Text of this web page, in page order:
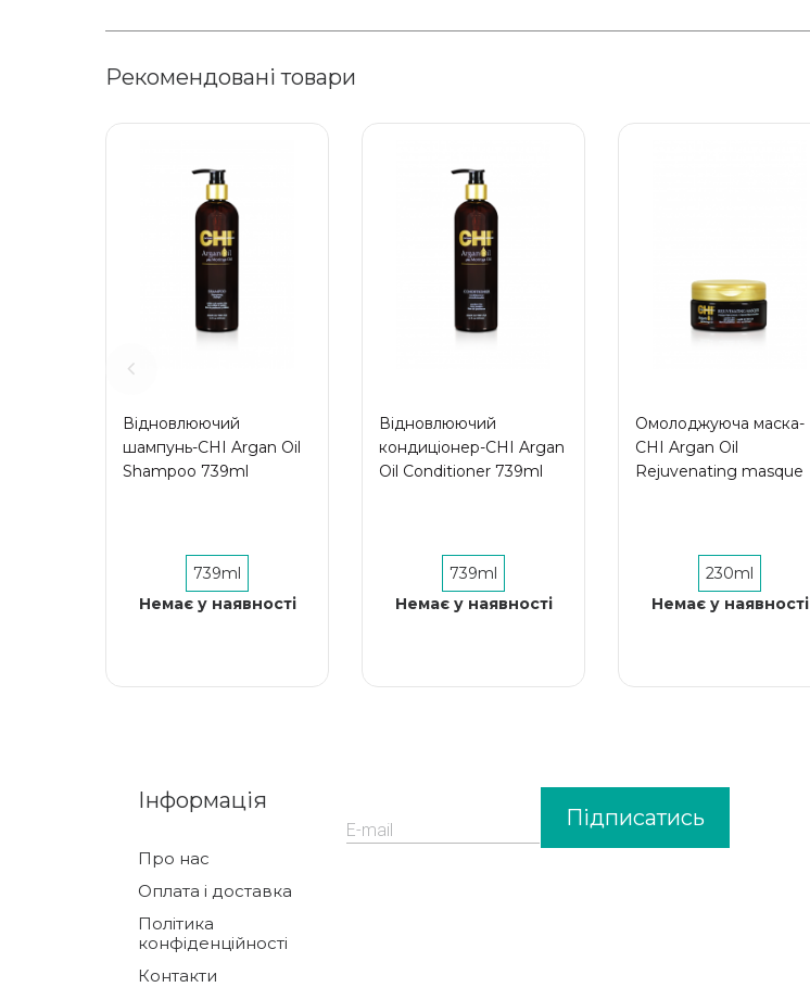
Рекомендовані товари
Відновлюючий
шампунь-CHI Argan Oil
Shampoo 739ml
739ml
Немає у наявності
Відновлюючий
кондиціонер-CHI Argan
Oil Conditioner 739ml
739ml
Немає у наявності
Омолоджуюча маска-
CHI Argan Oil
Rejuvenating masque
230ml
Немає у наявності
Інформація
Про нас
Оплата і доставка
Політика
конфіденційності
Контакти
Підписатись